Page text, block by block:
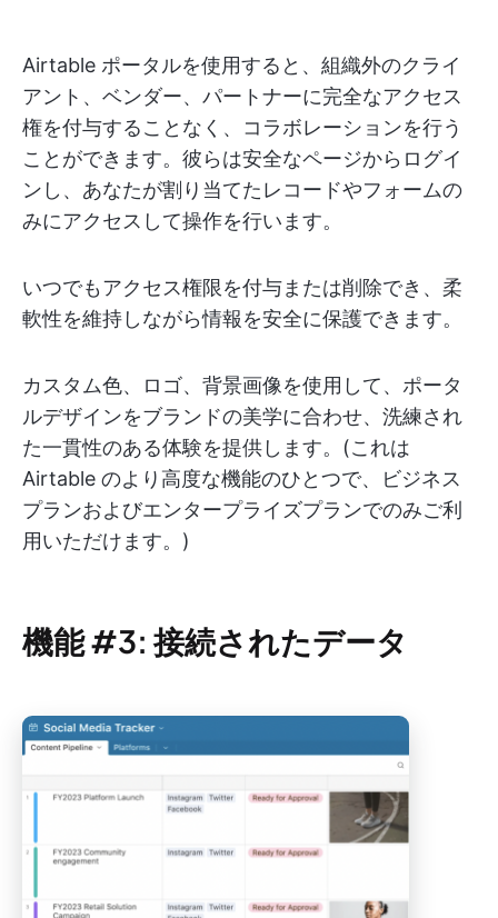
Airtable ポータルを使用すると、組織外のクライ
アント、ベンダー、パートナーに完全なアクセス
権を付与することなく、コラボレーションを行う
ことができます。彼らは安全なページからログイ
ンし、あなたが割り当てたレコードやフォームの
みにアクセスして操作を行います。
いつでもアクセス権限を付与または削除でき、柔
軟性を維持しながら情報を安全に保護できます。
カスタム色、ロゴ、背景画像を使用して、ポータ
ルデザインをブランドの美学に合わせ、洗練され
た一貫性のある体験を提供します。(これは
Airtable のより高度な機能のひとつで、ビジネス
プランおよびエンタープライズプランでのみご利
用いただけます。)
機能 #3: 接続されたデータ